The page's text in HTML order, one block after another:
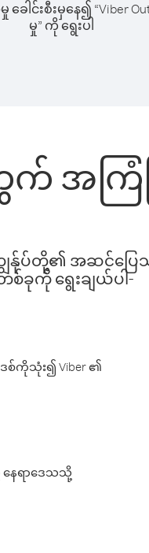
ေါင်းစီးမှနေ၍ “Viber Out
မှု” ကို ရွေးပါ
က် အကြံ
ကျွန်ုပ်တို့၏ အဆင်ပြ
စ်ခုကို ရွေးချယ်ပါ-
ကိုသုံး၍ Viber ၏
နေရာဒေသသို့